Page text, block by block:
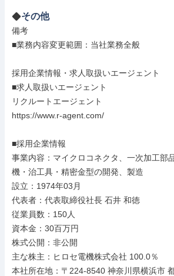
その他
備考
■業務内容変更範囲：当社業務全般
採用企業情報・求人取扱いエージェント
■求人取扱いエージェント
リクルートエージェント
https://www.r-agent.com/
■採用企業情報
事業内容：マイクロコネクタ、一次加工部
機・治工具・精密金型の開発、製造
設立：1974年03月
代表者：代表取締役社長 石井 和徳
従業員数：150人
資本金：30百万円
株式公開：非公開
主な株主：ヒロセ電機株式会社 100.0％
本社所在地：〒224-8540 神奈川県横浜市